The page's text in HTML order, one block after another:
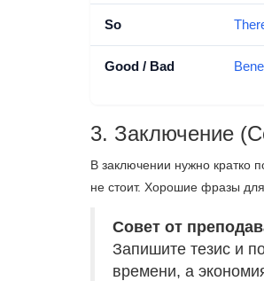
So
Good / Bad
3. Заключение
В заключении нужно кратко
не стоит. Хорошие фразы для
Совет от
Запишите тезис и
времени, а